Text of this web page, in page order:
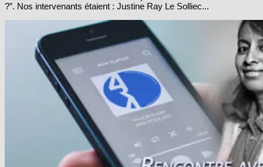
?”. Nos intervenants étaient : Justine Ray Le Solliec...